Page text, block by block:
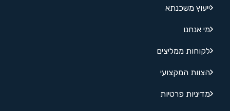
ייעוץ משכנתא
מי אנחנו
לקוחות ממליצים
הצוות המקצועי
מדיניות פרטיות